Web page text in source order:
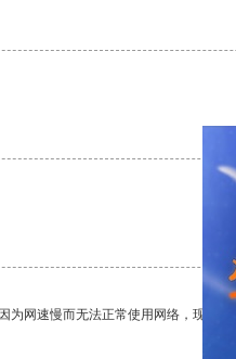
网速慢而无法正常使用网络，现在有